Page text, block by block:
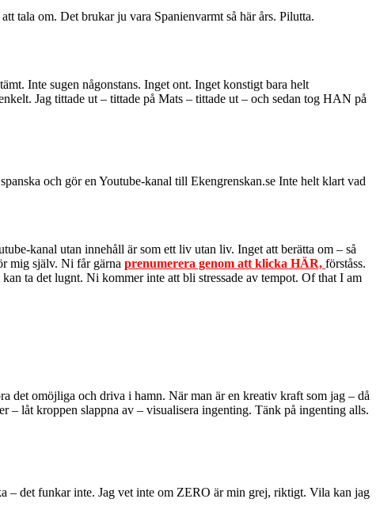
tala om. Det brukar ju vara Spanienvarmt så här års. Pilutta.
Inte sugen någonstans. Inget ont. Inget konstigt bara helt
Jag tittade ut – tittade på Mats – tittade ut – och sedan tog HAN på
och gör en Youtube-kanal till Ekengrenskan.se Inte helt klart vad
kanal utan innehåll är som ett liv utan liv. Inget att berätta om – så
mig själv. Ni får gärna prenumerera genom att klicka HÄR, förståss.
ta det lugnt. Ni kommer inte att bli stressade av tempot. Of that I am
det omöjliga och driva i hamn. När man är en kreativ kraft som jag – då
– låt kroppen slappna av – visualisera ingenting. Tänk på ingenting alls.
– det funkar inte. Jag vet inte om ZERO är min grej, riktigt. Vila kan jag